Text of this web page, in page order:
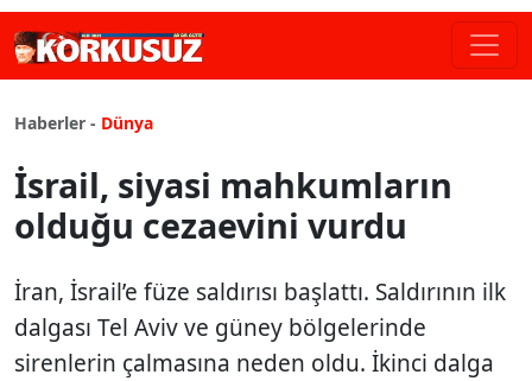
Haberler - Dünya
İsrail, siyasi mahkumların
olduğu cezaevini vurdu
İran, İsrail’e füze saldırısı başlattı. Saldırının ilk
dalgası Tel Aviv ve güney bölgelerinde
sirenlerin çalmasına neden oldu. İkinci dalga